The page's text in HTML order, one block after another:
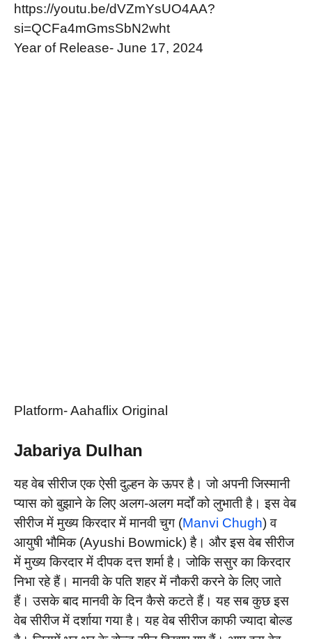
https://youtu.be/dVZmYsUO4AA?
si=QCFa4mGmsSbN2wht
Year of Release- June 17, 2024
Platform- Aahaflix Original
Jabariya Dulhan
यह वेब सीरीज एक ऐसी दुल्हन के ऊपर है। जो अपनी जिस्मानी
प्यास को बुझाने के लिए अलग-अलग मर्दों को लुभाती है। इस वेब
सीरीज में मुख्य किरदार में मानवी चुग (Manvi Chugh) व
आयुषी भौमिक (Ayushi Bowmick) है। और इस वेब सीरीज
में मुख्य किरदार में दीपक दत्त शर्मा है। जोकि ससुर का किरदार
निभा रहे हैं। मानवी के पति शहर में नौकरी करने के लिए जाते
हैं। उसके बाद मानवी के दिन कैसे कटते हैं। यह सब कुछ इस
वेब सीरीज में दर्शाया गया है। यह वेब सीरीज काफी ज्यादा बोल्ड